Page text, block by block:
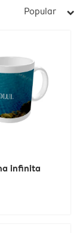
Popular arrow_right
infinita